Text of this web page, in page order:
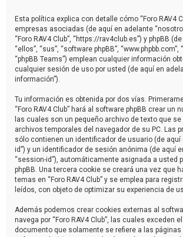
Esta política explica con detalle cómo “Foro RAV4
empresas asociadas (de aquí en adelante
“Foro RAV4 Club”, “https://rav4club.es”) y phpBB
“ellos”, “sus”, “software phpBB”, “www.phpbb.com”,
“phpBB Teams”) emplean cualquier información
cualquier sesión de uso por usted (de aquí en
información”).
Tu información es obtenida por dos vías.
“Foro RAV4 Club” hará al software phpBB crear un
las cuales son un pequeño archivo de texto que
archivos temporales del navegador de su PC. Las
sólo contienen un identificador de usuario (de aquí
id”) y un identificador de sesión anónima (de aquí
“session-id”), automáticamente asignada a usted
phpBB. Una tercera cookie se creará una vez que
temas en “Foro RAV4 Club” y se emplea para
leídos, con objeto de optimizar su experiencia de
Además podemos crear cookies externas al
navega por “Foro RAV4 Club”, las cuales exceden
documento que solamente se refiere a las páginas